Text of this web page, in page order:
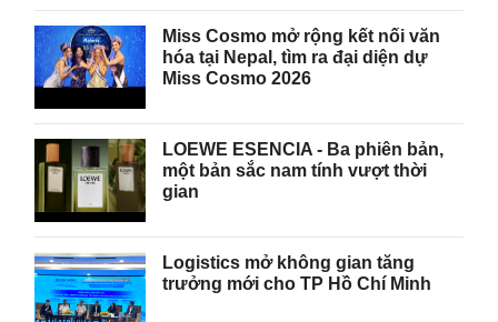
Miss Cosmo mở rộng kết nối văn
hóa tại Nepal, tìm ra đại diện dự
Miss Cosmo 2026
LOEWE ESENCIA - Ba phiên bản,
một bản sắc nam tính vượt thời
gian
Logistics mở không gian tăng
trưởng mới cho TP Hồ Chí Minh